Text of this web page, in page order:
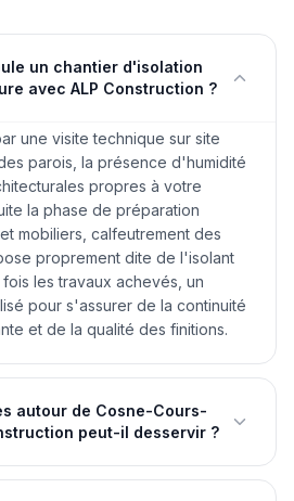
un chantier d'isolation
avec ALP Construction ?
une visite technique sur site
parois, la présence d'humidité
propres à votre
la phase de préparation
mobiliers, calfeutrement des
proprement dite de l'isolant
les travaux achevés, un
pour s'assurer de la continuité
et de la qualité des finitions.
autour de Cosne-Cours-
peut-il desservir ?